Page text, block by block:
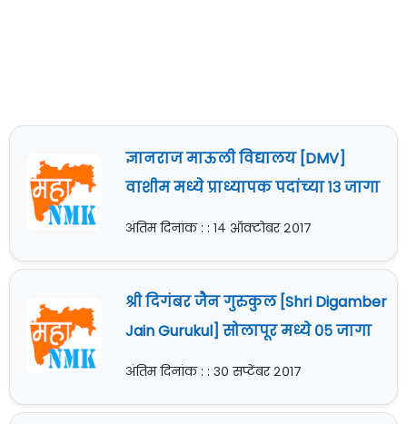
ज्ञानराज माऊली विद्यालय [DMV]
वाशीम मध्ये प्राध्यापक पदांच्या १३ जागा
अंतिम दिनांक : : १४ ऑक्टोबर २०१७
श्री दिगंबर जैन गुरुकुल [Shri Digamber
Jain Gurukul] सोलापूर मध्ये ०५ जागा
अंतिम दिनांक : : ३० सप्टेंबर २०१७